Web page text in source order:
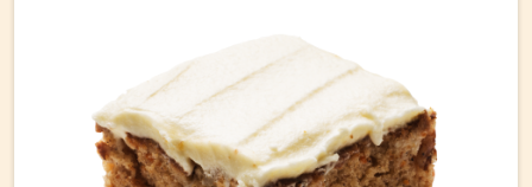
Hitta din grossist
Hållbarhet
Jobba hos oss